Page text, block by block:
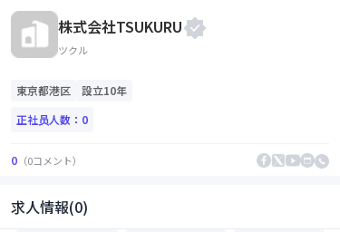
株式会社TSUKURU
ツクル
東京都港区
設立10年
正社员人数： 0
0 （0コメント）
求人情報(0)